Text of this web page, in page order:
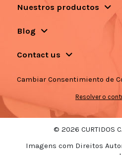
Nuestros productos
Blog
Contact us
Cambiar Consentimiento de
Resolver o
© 2026 CURTIDOS
Imagens com Direitos